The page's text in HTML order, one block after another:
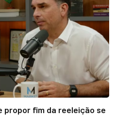
propor fim da reeleição se